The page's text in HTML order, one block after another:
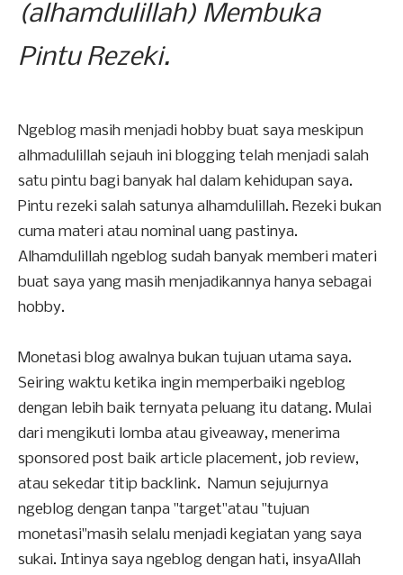
(alhamdulillah) Membuka
Pintu Rezeki.
Ngeblog masih menjadi hobby buat saya meskipun
alhmadulillah sejauh ini blogging telah menjadi salah
satu pintu bagi banyak hal dalam kehidupan saya.
Pintu rezeki salah satunya alhamdulillah. Rezeki bukan
cuma materi atau nominal uang pastinya.
Alhamdulillah ngeblog sudah banyak memberi materi
buat saya yang masih menjadikannya hanya sebagai
hobby.
Monetasi blog awalnya bukan tujuan utama saya.
Seiring waktu ketika ingin memperbaiki ngeblog
dengan lebih baik ternyata peluang itu datang. Mulai
dari mengikuti lomba atau giveaway, menerima
sponsored post baik article placement, job review,
atau sekedar titip backlink. Namun sejujurnya
ngeblog dengan tanpa "target"atau "tujuan
monetasi"masih selalu menjadi kegiatan yang saya
sukai. Intinya saya ngeblog dengan hati, insyaAllah